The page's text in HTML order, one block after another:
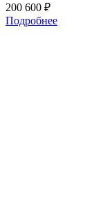
200 600 ₽
Подробнее